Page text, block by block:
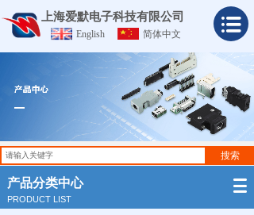
上海爱默电子科技有限公司
English 简体中文
搜索
产品分类中心
PRODUCT LIST